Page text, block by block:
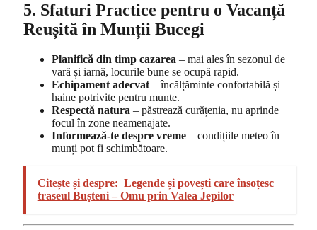
5. Sfaturi Practice pentru o Vacanță
Reușită în Munții Bucegi
Planifică din timp cazarea – mai ales în sezonul de
vară și iarnă, locurile bune se ocupă rapid.
Echipament adecvat – încălțăminte confortabilă și
haine potrivite pentru munte.
Respectă natura – păstrează curățenia, nu aprinde
focul în zone neamenajate.
Informează-te despre vreme – condițiile meteo în
munți pot fi schimbătoare.
Citește și despre: Legende și povești care însoțesc
traseul Bușteni – Omu prin Valea Jepilor